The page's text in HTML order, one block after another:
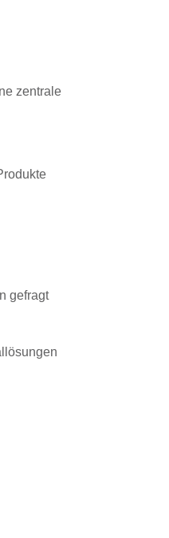
zentrale
gefragt